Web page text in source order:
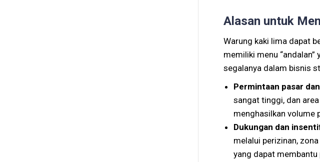
Alasan untuk
Warung kaki lima dapat
memiliki menu
segalanya dalam bisnis
Permintaan pasar
sangat tinggi, dan
menghasilkan volume
Dukungan dan
melalui perizinan,
yang dapat